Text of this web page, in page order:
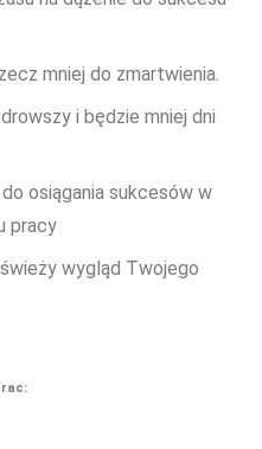
mniej do zmartwienia.
i będzie mniej dni
osiągania sukcesów w
pracy
wygląd Twojego